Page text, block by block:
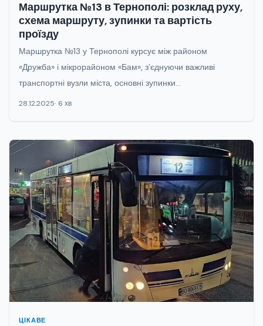
Маршрутка №13 в Тернополі: розклад руху,
схема маршруту, зупинки та вартість
проїзду
Маршрутка №13 у Тернополі курсує між районом
«Дружба» і мікрорайоном «Бам», з’єднуючи важливі
транспортні вузли міста, основні зупинки...
28.12.2025 6 хв
ЦІКАВЕ